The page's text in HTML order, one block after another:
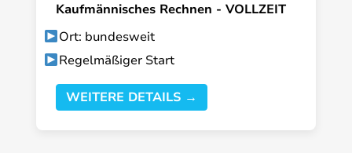
Kaufmännisches Rechnen - VOLLZEIT
Ort: bundesweit
Regelmäßiger Start
WEITERE DETAILS →